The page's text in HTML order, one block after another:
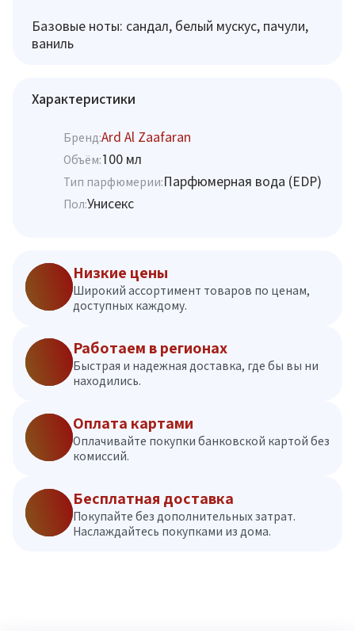
Базовые ноты: сандал, белый мускус, пачули,
ваниль
Характеристики
Бренд:Ard Al Zaafaran
Объём:100 мл
Тип парфюмерии:Парфюмерная вода (EDP)
Пол:Унисекс
Низкие цены
Широкий ассортимент товаров по ценам,
доступных каждому.
Работаем в регионах
Быстрая и надежная доставка, где бы вы ни
находились.
Оплата картами
Оплачивайте покупки банковской картой без
комиссий.
Бесплатная доставка
Покупайте без дополнительных затрат.
Наслаждайтесь покупками из дома.